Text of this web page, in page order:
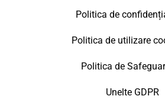
Politica de
Politica de utilizare
Politica de
Unelte GDPR